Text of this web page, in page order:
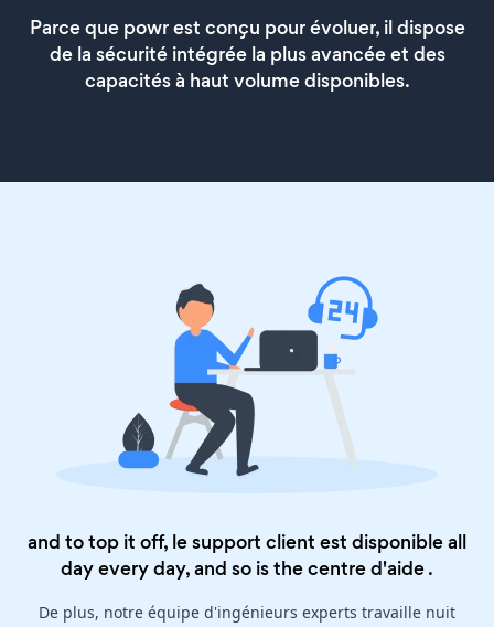
Parce que powr est conçu pour évoluer, il dispose
de la sécurité intégrée la plus avancée et des
capacités à haut volume disponibles.
and to top it off, le support client est disponible all
day every day, and so is thecentre d'aide.
De plus, notre équipe d'ingénieurs experts travaille nuit